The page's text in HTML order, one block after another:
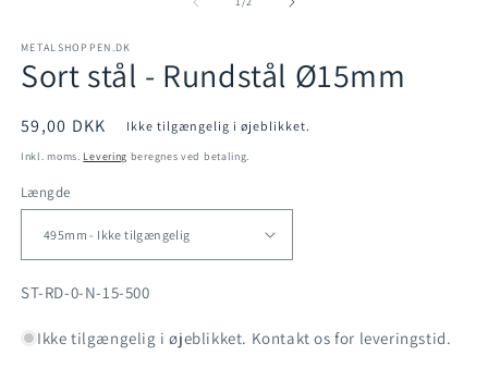
METALSHOPPEN.DK
Sort stål - Rundstål Ø15mm
Normalpris
59,00 DKK Ikke tilgængelig i øjeblikket.
Inkl. moms. Levering beregnes ved betaling.
Længde
SKU:
ST-RD-0-N-15-500
Ikke tilgængelig i øjeblikket. Kontakt os for leveringstid.